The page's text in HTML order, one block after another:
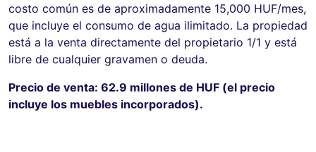
costo común es de aproximadamente 15,000 HUF/mes,
que incluye el consumo de agua ilimitado. La propiedad
está a la venta directamente del propietario 1/1 y está
libre de cualquier gravamen o deuda.
Precio de venta: 62.9 millones de HUF (el precio
incluye los muebles incorporados).